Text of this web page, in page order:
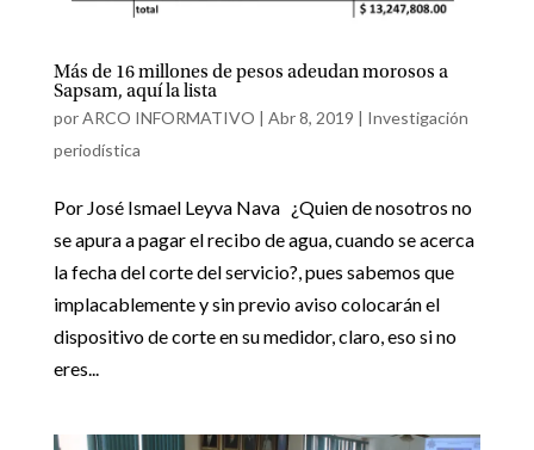
Más de 16 millones de pesos adeudan morosos a
Sapsam, aquí la lista
porARCO INFORMATIVO | Abr 8, 2019 | Investigación
periodística
Por José Ismael Leyva Nava ¿Quien de nosotros no
se apura a pagar el recibo de agua, cuando se acerca
la fecha del corte del servicio?, pues sabemos que
implacablemente y sin previo aviso colocarán el
dispositivo de corte en su medidor, claro, eso si no
eres...